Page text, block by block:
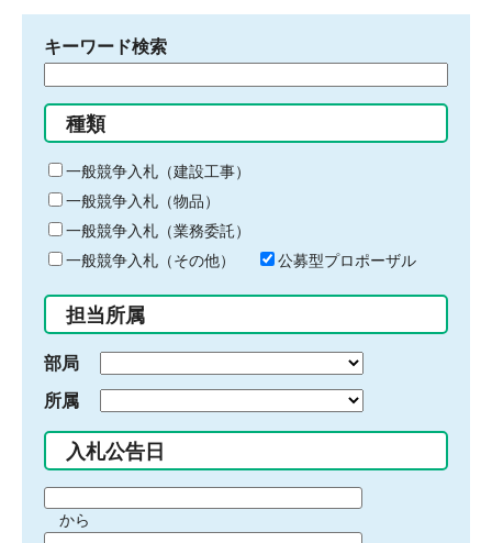
キーワード検索
る
キ
ー
ワ
ー
ド
入
力
種類
一般競争入札（建設工事）
一般競争入札（物品）
一般競争入札（業務委託）
一般競争入札（その他）
公募型プロポーザル
担当所属
部局
所属
入札公告日
間から